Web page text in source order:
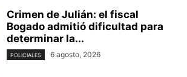
Crimen de Julián: el fiscal
Bogado admitió dificultad para
determinar la...
POLICIALES 6 agosto, 2026